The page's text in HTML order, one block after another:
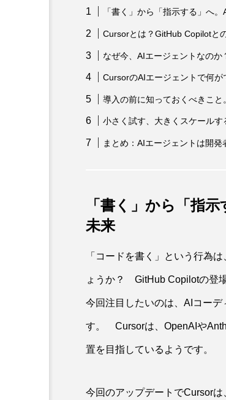
「書く」から「指示する」へ
Cursorとは？GitHub Copilotと
なぜ今、AIエージェントなの
CursorのAIエージェントで何
導入の前に知っておくべきこ
小さく試す、大きくスケール
まとめ：AIエージェントは開発
「書く」から「指
未来
「コードを書く」という行為
ょうか？ GitHub Copilotの登
今回注目したいのは、AIコー
す。 Cursorは、OpenAIや
置を目指しているようです。
今回のアップデートでCursor